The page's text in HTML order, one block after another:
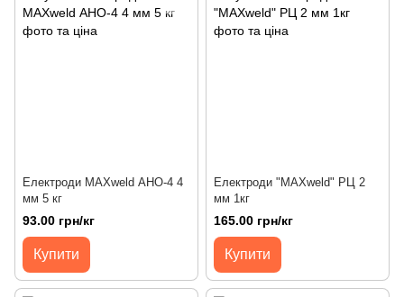
Електроди MAXweld АНО-4 4
мм 5 кг
93.00 грн/кг
Купити
Електроди "MAXweld" РЦ 2
мм 1кг
165.00 грн/кг
Купити